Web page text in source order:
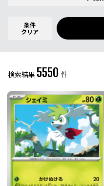
商品名
イラストレーター
レアリティ
ミラー仕様のカード
条件
クリア
検索結果 5550 件